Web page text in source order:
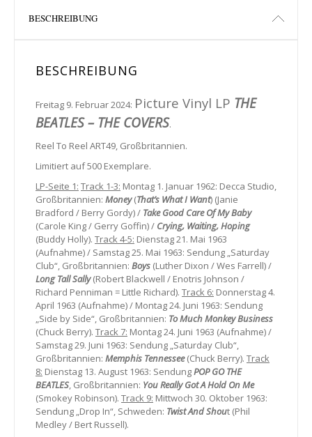
BESCHREIBUNG
BESCHREIBUNG
Freitag 9. Februar 2024: Picture Vinyl LP THE
BEATLES – THE COVERS.
Reel To Reel ART49, Großbritannien.
Limitiert auf 500 Exemplare.
LP-Seite 1: Track 1-3: Montag 1. Januar 1962: Decca Studio,
Großbritannien: Money(That’s What I Want) (Janie
Bradford / Berry Gordy) / Take Good Care Of My Baby
(Carole King / Gerry Goffin) / Crying, Waiting, Hoping
(Buddy Holly). Track 4-5: Dienstag 21. Mai 1963
(Aufnahme) / Samstag 25. Mai 1963: Sendung „Saturday
Club“, Großbritannien: Boys (Luther Dixon / Wes Farrell) /
Long Tall Sally(Robert Blackwell / Enotris Johnson /
Richard Penniman = Little Richard). Track 6: Donnerstag 4.
April 1963 (Aufnahme) / Montag 24. Juni 1963: Sendung
„Side by Side“, Großbritannien: To Much Monkey Business
(Chuck Berry). Track 7: Montag 24. Juni 1963 (Aufnahme) /
Samstag 29. Juni 1963: Sendung „Saturday Club“,
Großbritannien: Memphis Tennessee(Chuck Berry). Track
8: Dienstag 13. August 1963: SendungPOP GO THE
BEATLES , Großbritannien: You Really Got A Hold On Me
(Smokey Robinson). Track 9: Mittwoch 30. Oktober 1963:
Sendung „Drop In“, Schweden: Twist And Shout (Phil
Medley / Bert Russell).